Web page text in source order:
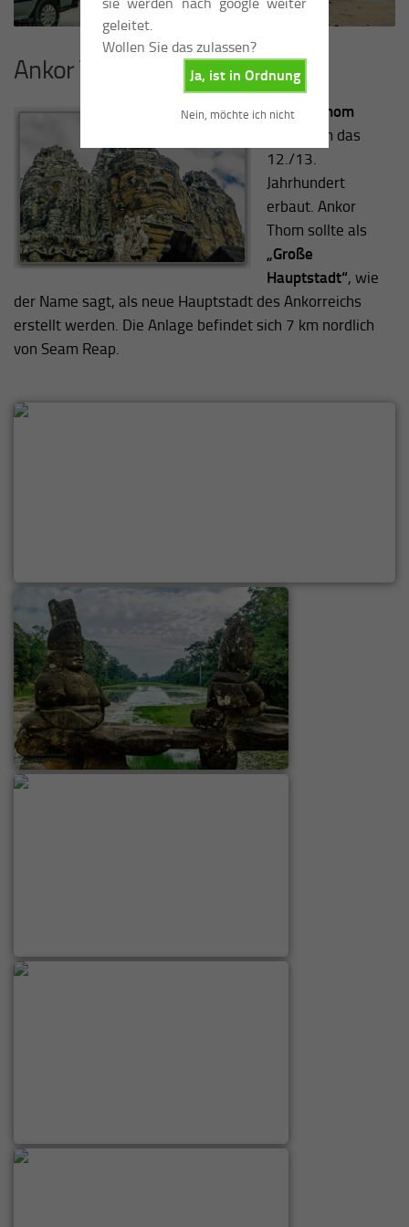
geleitet.
Wollen Sie das zulassen?
Ja, ist in Ordnung
Nein, möchte ich nicht
Ankor Thom
Angkor Thom
wurde um das
12./13.
Jahrhundert
erbaut. Ankor
Thom sollte als
„Große
Hauptstadt“, wie
der Name sagt, als neue Hauptstadt des Ankorreichs
erstellt werden. Die Anlage befindet sich 7 km nordlich
von Seam Reap.